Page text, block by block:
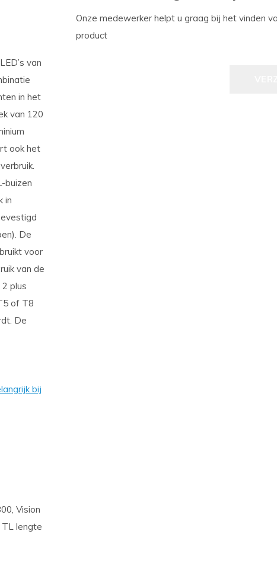
van
in het
van 120
ook het
buizen
in
De
voor
van de
plus
of T8
De
bij
Vision
TL lengte
Onze medewerker helpt u graag bij het vinden
product